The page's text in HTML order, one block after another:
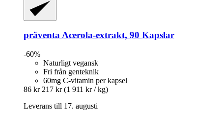
präventaAcerola-​extrakt, 90 Kapslar
-60%
Naturligt vegansk
Fri från genteknik
60mg C-vitamin per kapsel
86 kr 217 kr (1 911 kr / kg)
Leverans till 17. augusti